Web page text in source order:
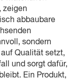
zeigen
abbaubare
sondern
Qualität setzt,
und sorgt dafür,
Ein Produkt,